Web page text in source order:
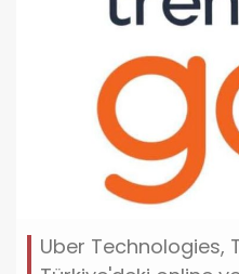
Uber Technologies,